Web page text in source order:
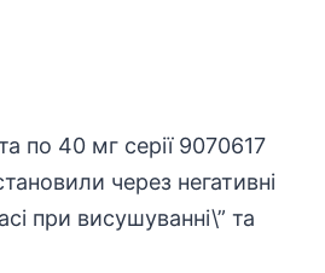
по 40 мг серії 9070617
через негативні
при висушуванні\” та